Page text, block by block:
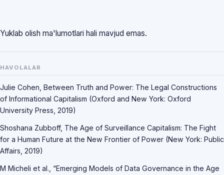
Yuklab olish ma'lumotlari hali mavjud emas.
HAVOLALAR
Julie Cohen, Between Truth and Power: The Legal Constructions
of Informational Capitalism (Oxford and New York: Oxford
University Press, 2019)
Shoshana Zubboff, The Age of Surveillance Capitalism: The Fight
for a Human Future at the New Frontier of Power (New York: Public
Affairs, 2019)
M Micheli et al., “Emerging Models of Data Governance in the Age